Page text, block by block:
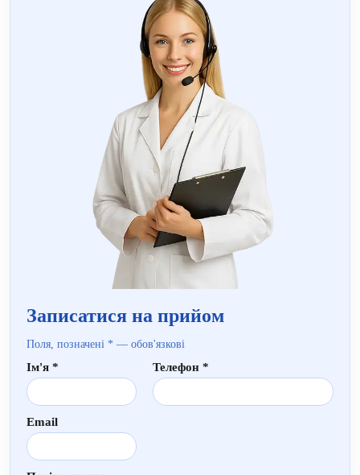
Записатися на прийом
Поля, позначені * — обов'язкові
Ім'я * Телефон *
Email